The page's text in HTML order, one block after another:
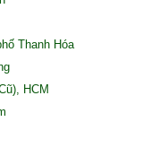
Thanh Hóa
HCM